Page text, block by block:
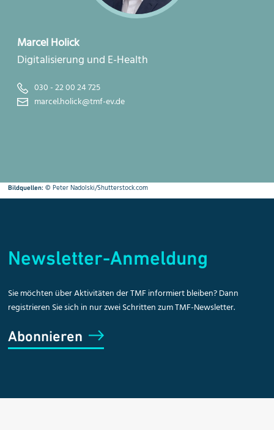
Marcel Holick
Digitalisierung und E-Health
030 - 22 00 24 725
marcel.holick@tmf-ev.de
Bildquellen: ©Peter Nadolski/Shutterstock.com
Newsletter-Anmeldung
Sie möchten über Aktivitäten der TMF informiert bleiben? Dann
registrieren Sie sich in nur zwei Schritten zum TMF-Newsletter.
Abonnieren